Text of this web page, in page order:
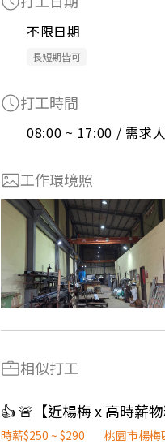
不限日期
長短期皆可
打工時間
08:00 ~ 17:00 / 需求
工作環境照
相似打工
時薪$250 ~ $290
桃園市楊梅